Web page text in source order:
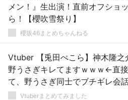
メン！』生出演！直前オフショ
ら！【櫻吹雪祭り】
櫻坂46まとめちゃんねる
Vtuber 【兎田ぺこら】神木隆之
野うさぎキレてますｗｗｗ←直
て、野うさぎ同士でブチギレ会
ｗｗｗVtuberまとめてみました